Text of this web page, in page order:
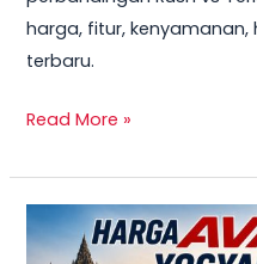
harga, fitur, kenyamanan,
terbaru.
Read More »
TERBARU!
Harga